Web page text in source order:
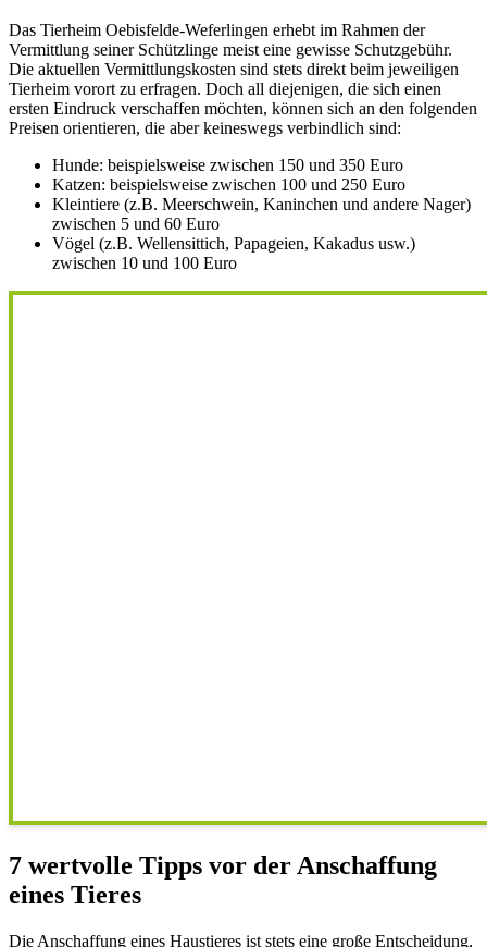
Das Tierheim Oebisfelde-Weferlingen erhebt im Rahmen der
Vermittlung seiner Schützlinge meist eine gewisse Schutzgebühr.
Die aktuellen Vermittlungskosten sind stets direkt beim jeweiligen
Tierheim vorort zu erfragen. Doch all diejenigen, die sich einen
ersten Eindruck verschaffen möchten, können sich an den folgenden
Preisen orientieren, die aber keineswegs verbindlich sind:
Hunde: beispielsweise zwischen 150 und 350 Euro
Katzen: beispielsweise zwischen 100 und 250 Euro
Kleintiere (z.B. Meerschwein, Kaninchen und andere Nager)
zwischen 5 und 60 Euro
Vögel (z.B. Wellensittich, Papageien, Kakadus usw.)
zwischen 10 und 100 Euro
7 wertvolle Tipps vor der Anschaffung
eines Tieres
Die Anschaffung eines Haustieres ist stets eine große Entscheidung,